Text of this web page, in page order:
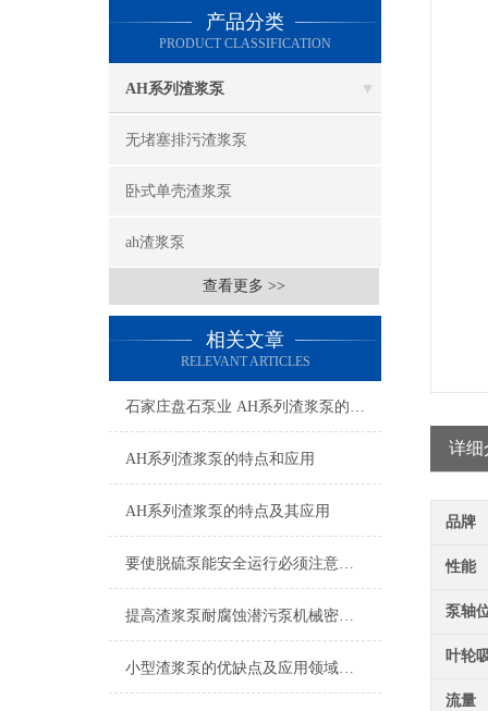
产品分类
PRODUCT CLASSIFICATION
AH系列渣浆泵
无堵塞排污渣浆泵
卧式单壳渣浆泵
ah渣浆泵
查看更多 >>
相关文章
RELEVANT ARTICLES
石家庄盘石泵业 AH系列渣浆泵的特点及应用
AH系列渣浆泵的特点和应用
AH系列渣浆泵的特点及其应用
要使脱硫泵能安全运行必须注意日常的维护
提高渣浆泵耐腐蚀潜污泵机械密封可靠性的方法有哪些
小型渣浆泵的优缺点及应用领域是什么
详细
品牌
性能
泵轴
叶轮
流量